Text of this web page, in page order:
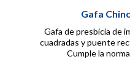
Gafa
Gafa de presbicia de
cuadradas y puente
Cumple la